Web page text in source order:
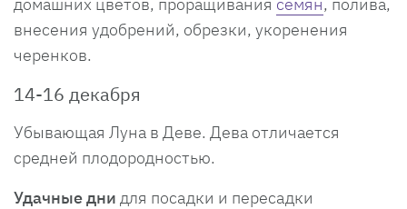
внесения удобрений, обрезки, укоренения
черенков.
14-16 декабря
Убывающая Луна в Деве. Дева отличается
средней плодородностью.
Удачные дни для посадки и пересадки